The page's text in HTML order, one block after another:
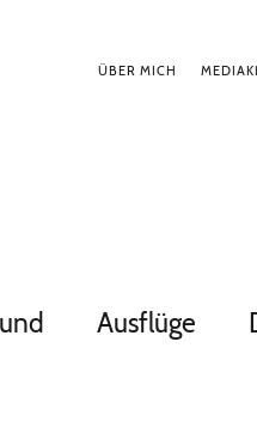
ÜBER MICH
Ausflüge